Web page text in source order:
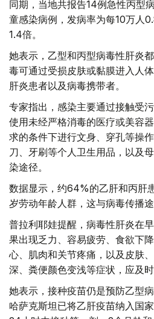
同期，当地共报告14例急性丙型
童感染病例，发病率为每10万人
1.4倍。
她表示，乙型和丙型病毒性肝炎
毒可通过受损皮肤或黏膜进入人
肝炎患者以及病毒携带者。
专家指出，感染主要通过接触受
使用未经严格消毒的医疗或美容
求的条件下进行文身、穿孔等操
刀、牙刷等个人卫生用品，以及
染途径。
数据显示，约64%的乙肝和丙肝
岁劳动年龄人群，这与病毒传播途
普拉利耶娃提醒，病毒性肝炎在
果出现乏力、容易疲劳、食欲下
心、肌肉和关节疼痛，以及皮肤
深、粪便颜色变浅等症状，应及时
她表示，接种疫苗仍是预防乙型
哈萨克斯坦已将乙肝疫苗纳入国